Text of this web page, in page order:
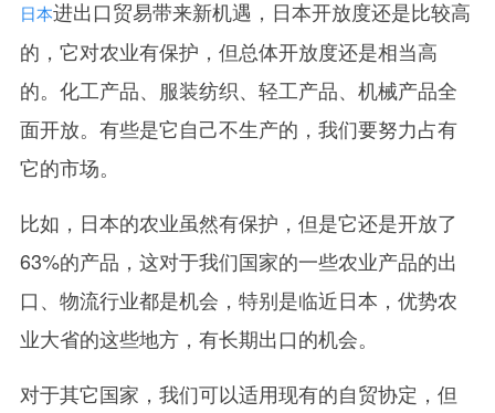
日本进出口贸易带来新机遇，日本开放度还是比较高
的，它对农业有保护，但总体开放度还是相当高
的。化工产品、服装纺织、轻工产品、机械产品全
面开放。有些是它自己不生产的，我们要努力占有
它的市场。
比如，日本的农业虽然有保护，但是它还是开放了
63%的产品，这对于我们国家的一些农业产品的出
口、物流行业都是机会，特别是临近日本，优势农
业大省的这些地方，有长期出口的机会。
对于其它国家，我们可以适用现有的自贸协定，但